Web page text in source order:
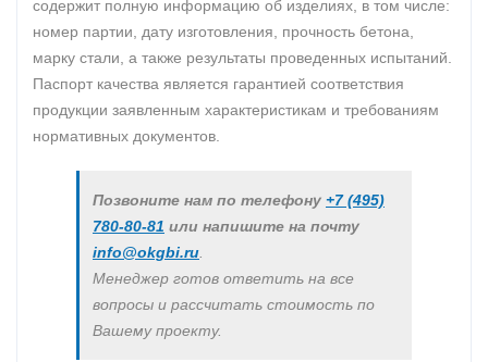
содержит полную информацию об изделиях, в том числе:
номер партии, дату изготовления, прочность бетона,
марку стали, а также результаты проведенных испытаний.
Паспорт качества является гарантией соответствия
продукции заявленным характеристикам и требованиям
нормативных документов.
Позвоните нам по телефону +7 (495)
780-80-81 или напишите на почту
info@okgbi.ru
Менеджер готов ответить на все
вопросы и рассчитать стоимость по
Вашему проекту.